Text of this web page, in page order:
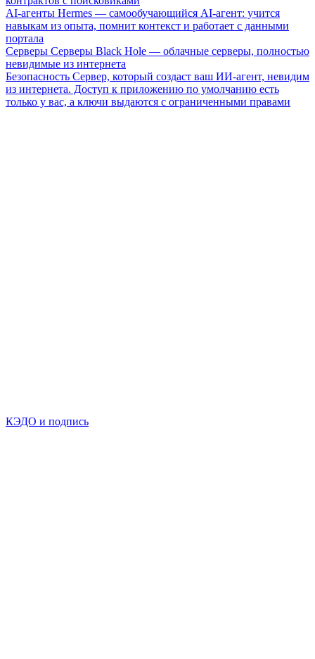
AI-агенты Hermes — самообучающийся AI-агент: учится
навыкам из опыта, помнит контекст и работает с данными
портала
Серверы Серверы Black Hole — облачные серверы, полностью
невидимые из интернета
Безопасность Сервер, который создаст ваш ИИ-агент, невидим
из интернета. Доступ к приложению по умолчанию есть
только у вас, а ключи выдаются с ограниченными правами
КЭДО и подпись